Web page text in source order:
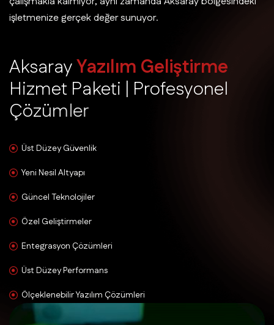
işletmenize gerçek değer sunuyor.
AksarayYazılım Geliştirme
Hizmet Paketi | Profesyonel
Çözümler
Üst Düzey Güvenlik
Yeni Nesil Altyapı
Güncel Teknolojiler
Özel Geliştirmeler
Entegrasyon Çözümleri
Üst Düzey Performans
Ölçeklenebilir Yazılım Çözümleri